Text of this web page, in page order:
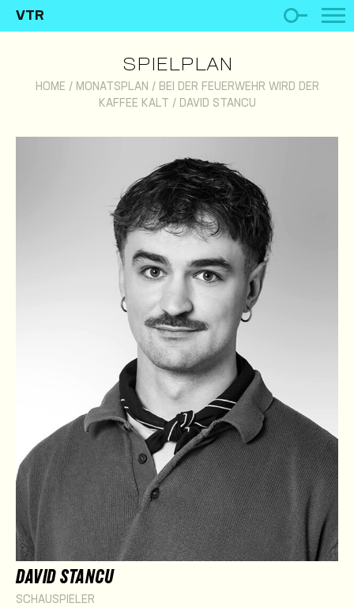
VTR
SPIELPLAN
HOME / MONATSPLAN / BEI DER FEUERWEHR WIRD DER
KAFFEE KALT
/ DAVID STANCU
DAVID STANCU
SCHAUSPIELER